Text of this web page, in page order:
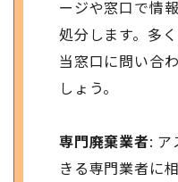
ージや窓口で情
処分します。多
当窓口に問い合
しょう。
専門廃棄業者: ア
きる専門業者に